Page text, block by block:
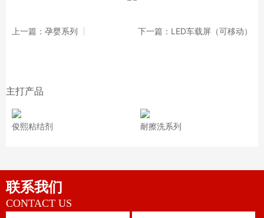
上一篇：孕婴系列 下一篇：LED车载屏（可移动）
主打产品
俊熙粘结剂 耐擦洗系列
联系我们
CONTACT US